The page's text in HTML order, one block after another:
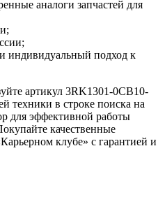
аналоги запчастей для
индивидуальный подход к
артикул 3RK1301-0CB10-
техники в строке поиска на
для эффективной работы
качественные
клубе» с гарантией и